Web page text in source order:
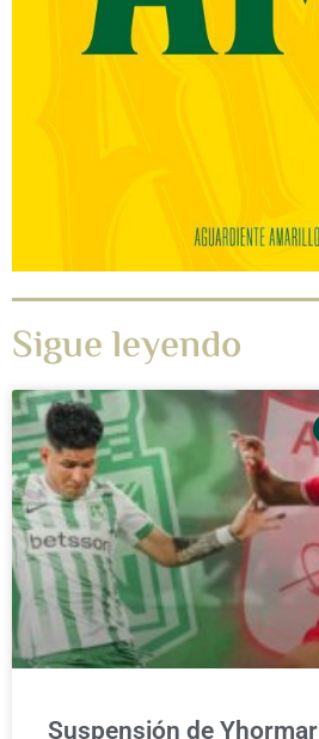
Sigue leyendo
Suspensión de Yhormar